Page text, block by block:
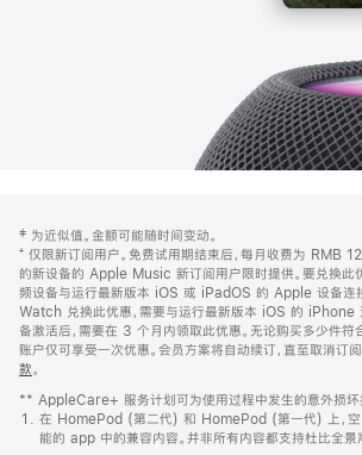
页
页
脚
注
‡ 为近似值。金额可能随时间变动。
⁺ 仅限新订阅用户。免费试用期结束后，每月收费为 RMB
的新设备的 Apple Music 新订阅用户限时提供。要兑换此
频设备与运行最新版本 iOS 或 iPadOS 的 Apple 设备连
Watch 兑换此优惠，需要与运行最新版本 iOS 的 iPhone
备激活后，需要在 3 个月内领取此优惠。无论购买多少件
账户仅可享受一次优惠。会员方案将自动续订，直至取消订
款。
窗
口
中
** AppleCare+ 服务计划可为使用过程中发生的意外损坏
在 HomePod (第二代) 和 HomePod (第一代) 上，空
能的 app 中的兼容内容。并非所有内容都支持杜比全景